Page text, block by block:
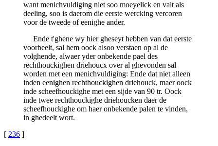
want menichvuldiging niet soo moeyelick en valt als
deeling, soo is daerom die eerste wercking vercoren
voor de tweede of eenighe ander.
Ende t'ghene wy hier gheseyt hebben van dat eerste
voorbeelt, sal hem oock alsoo verstaen op al de
volghende, alwaer yder onbekende pael des
rechthouckighen driehoucx over al ghevonden sal
worden met een menichvuldiging: Ende dat niet alleen
inden eenighen rechthouckighen driehouck, maer oock
inde scheefhouckighe met een sijde van 90 tr. Oock
inde twee rechthouckighe driehoucken daer de
scheefhouckighe om haer onbekende palen te vinden,
in ghedeelt wort.
[ 236 ]